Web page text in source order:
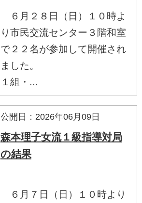
６月２８日（日）１０時よ
り市民交流センター３階和室
で２２名が参加して開催され
ました。
１組・...
公開日：2026年06月09日
森本理子女流１級指導対局
の結果
６月７日（日）１０時より